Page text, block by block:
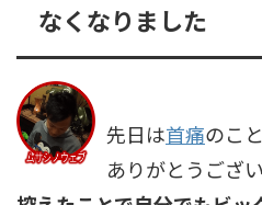
なくなりました
先日は首痛のこ
ありがとうござ